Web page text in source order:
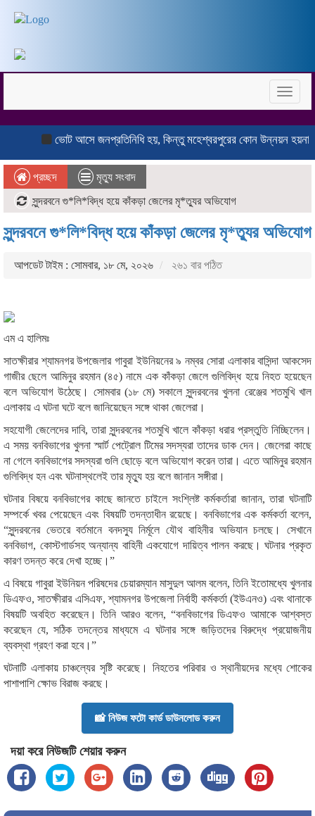
Toggle
ভোট আসে জনপ্রতিনিধি হয়, কিন্তু মহেশ্বরপুরের কোন উন্নয়ন হয়না
প্রচ্ছদ
মৃত্যু সংবাদ
সুন্দরবনে গু*লি*বিদ্ধ হয়ে কাঁকড়া জেলের মৃ*ত্যুর অভিযোগ
সুন্দরবনে গু*লি*বিদ্ধ হয়ে কাঁকড়া জেলের মৃ*ত্যুর অভিযোগ
আপডেট টাইম : সোমবার, ১৮ মে, ২০২৬ ২৬১ বার পঠিত
এম এ হালিমঃ
সাতক্ষীরার শ্যামনগর উপজেলার গাবুরা ইউনিয়নের ৯ নম্বর সোরা এলাকার বাসিন্দা আকসেদ
গাজীর ছেলে আমিনুর রহমান (৪৫) নামে এক কাঁকড়া জেলে গুলিবিদ্ধ হয়ে নিহত হয়েছেন
বলে অভিযোগ উঠেছে। সোমবার (১৮ মে) সকালে সুন্দরবনের খুলনা রেঞ্জের শতমুখি খাল
এলাকায় এ ঘটনা ঘটে বলে জানিয়েছেন সঙ্গে থাকা জেলেরা।
সহযোগী জেলেদের দাবি, তারা সুন্দরবনের শতমুখি খালে কাঁকড়া ধরার প্রস্তুতি নিচ্ছিলেন।
এ সময় বনবিভাগের খুলনা স্মার্ট পেট্রোল টিমের সদস্যরা তাদের ডাক দেন। জেলেরা কাছে
না গেলে বনবিভাগের সদস্যরা গুলি ছোড়ে বলে অভিযোগ করেন তারা। এতে আমিনুর রহমান
গুলিবিদ্ধ হন এবং ঘটনাস্থলেই তার মৃত্যু হয় বলে জানান সঙ্গীরা।
ঘটনার বিষয়ে বনবিভাগের কাছে জানতে চাইলে সংশ্লিষ্ট কর্মকর্তারা জানান, তারা ঘটনাটি
সম্পর্কে খবর পেয়েছেন এবং বিষয়টি তদন্তাধীন রয়েছে। বনবিভাগের এক কর্মকর্তা বলেন,
“সুন্দরবনের ভেতরে বর্তমানে বনদস্যু নির্মূলে যৌথ বাহিনীর অভিযান চলছে। সেখানে
বনবিভাগ, কোস্টগার্ডসহ অন্যান্য বাহিনী একযোগে দায়িত্ব পালন করছে। ঘটনার প্রকৃত
কারণ তদন্ত করে দেখা হচ্ছে।”
এ বিষয়ে গাবুরা ইউনিয়ন পরিষদের চেয়ারম্যান মাসুদুল আলম বলেন, তিনি ইতোমধ্যে খুলনার
ডিএফও, সাতক্ষীরার এসিএফ, শ্যামনগর উপজেলা নির্বাহী কর্মকর্তা (ইউএনও) এবং থানাকে
বিষয়টি অবহিত করেছেন। তিনি আরও বলেন, “বনবিভাগের ডিএফও আমাকে আশ্বস্ত
করেছেন যে, সঠিক তদন্তের মাধ্যমে এ ঘটনার সঙ্গে জড়িতদের বিরুদ্ধে প্রয়োজনীয়
ব্যবস্থা গ্রহণ করা হবে।”
ঘটনাটি এলাকায় চাঞ্চল্যের সৃষ্টি করেছে। নিহতের পরিবার ও স্থানীয়দের মধ্যে শোকের
পাশাপাশি ক্ষোভ বিরাজ করছে।
📸 নিউজ ফটো কার্ড ডাউনলোড করুন
দয়া করে নিউজটি শেয়ার করুন